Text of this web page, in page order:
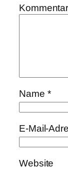
Name *
E-Mail-
Website